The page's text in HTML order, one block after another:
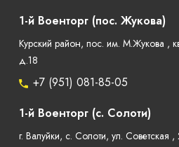
1-й Военторг (пос. Жукова)
Курский район, пос. им. М.Жукова ,
д.18
+7 (951) 081-85-05
1-й Военторг (с. Солоти)
г. Валуйки, с. Солоти, ул. Советская ,